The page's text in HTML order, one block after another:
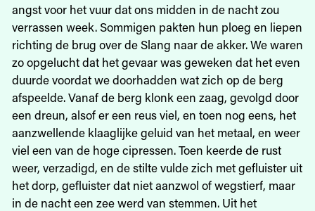
angst voor het vuur dat ons midden in de nacht zou
verrassen week. Sommigen pakten hun ploeg en liepen
richting de brug over de Slang naar de akker. We waren
zo opgelucht dat het gevaar was geweken dat het even
duurde voordat we doorhadden wat zich op de berg
afspeelde. Vanaf de berg klonk een zaag, gevolgd door
een dreun, alsof er een reus viel, en toen nog eens, het
aanzwellende klaaglijke geluid van het metaal, en weer
viel een van de hoge cipressen. Toen keerde de rust
weer, verzadigd, en de stilte vulde zich met gefluister uit
het dorp, gefluister dat niet aanzwol of wegstierf, maar
in de nacht een zee werd van stemmen. Uit het